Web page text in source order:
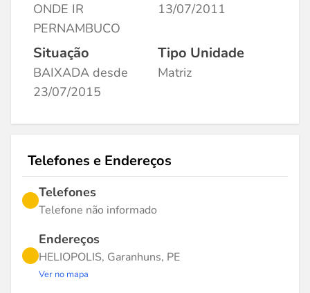
ONDE IR
PERNAMBUCO
13/07/2011
Situação
BAIXADA desde
23/07/2015
Tipo Unidade
Matriz
Telefones e Endereços
Telefones
Telefone não informado
Endereços
HELIOPOLIS, Garanhuns, PE
Ver no mapa